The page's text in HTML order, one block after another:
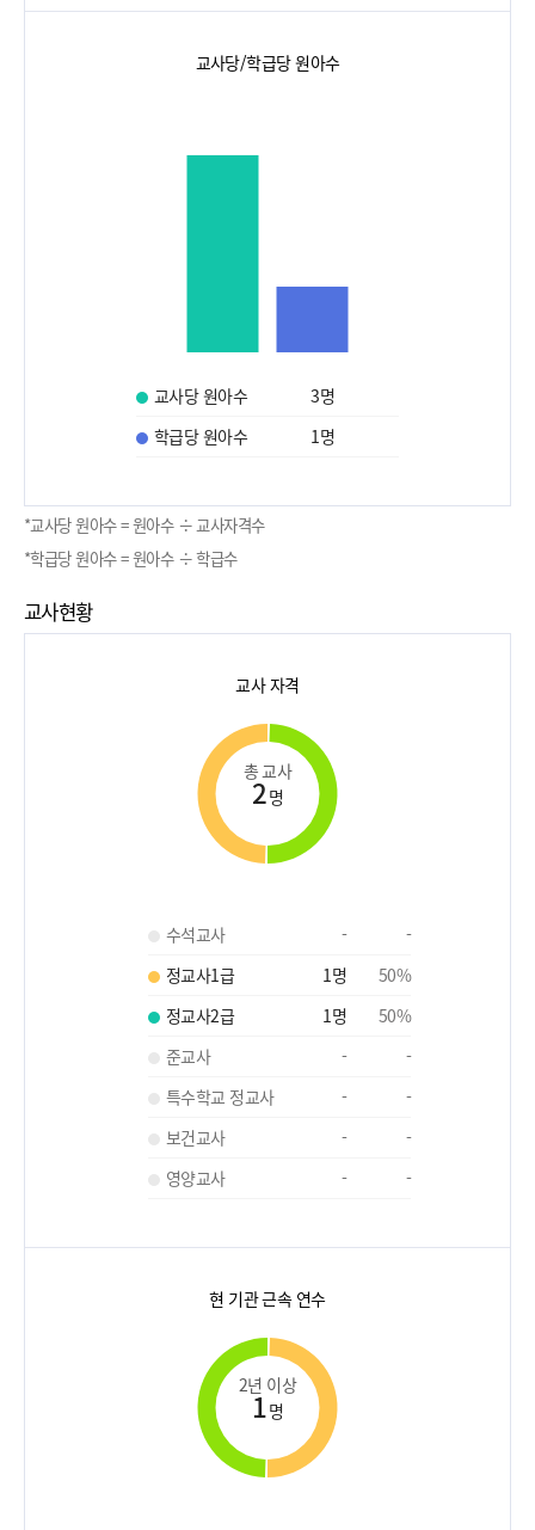
교사당/학급당 원아수
교사당 원아수 3명
학급당 원아수
1명
*교사당 원아수 = 원아수 ÷ 교사자격수
*학급당 원아수 = 원아수 ÷ 학급수
교사현황
교사 자격
총 교사
2명
수석교사 -
-
정교사1급
1명 50%
정교사2급
1명 50%
준교사
-
-
특수학교 정교사
-
-
보건교사
-
-
영양교사
- -
현 기관 근속 연수
2년 이상
1명